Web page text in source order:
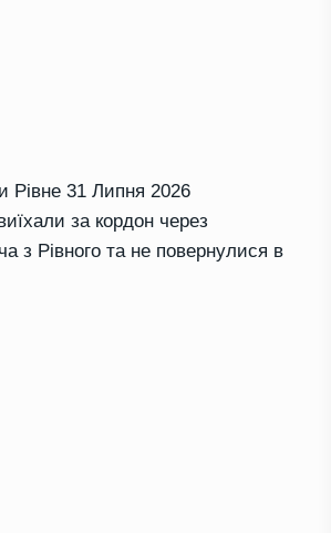
Рівне 31 Липня 2026
за кордон через
з Рівного та не повернулися в